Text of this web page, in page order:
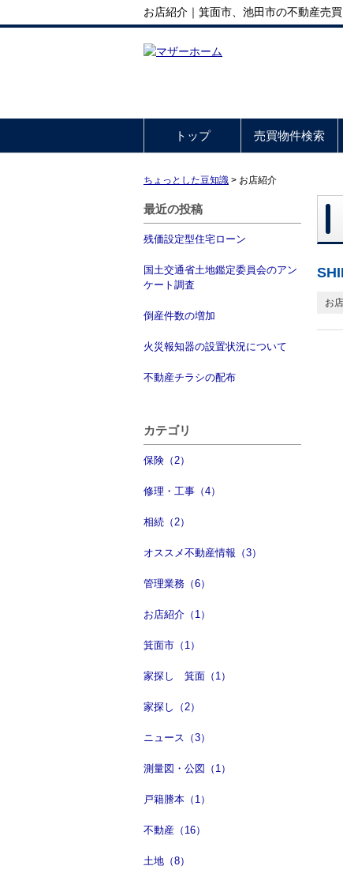
お店紹介｜箕面市、池田市の不動産
トップ 売買物件検索
ちょっとした豆知識 > お店紹介
最近の投稿
残価設定型住宅ローン
国土交通省土地鑑定委員会のアン
ケート調査
倒産件数の増加
火災報知器の設置状況について
不動産チラシの配布
カテゴリ
保険（2）
修理・工事（4）
相続（2）
オススメ不動産情報（3）
管理業務（6）
お店紹介（1）
箕面市（1）
家探し 箕面（1）
家探し（2）
ニュース（3）
測量図・公図（1）
戸籍謄本（1）
不動産（16）
土地（8）
お